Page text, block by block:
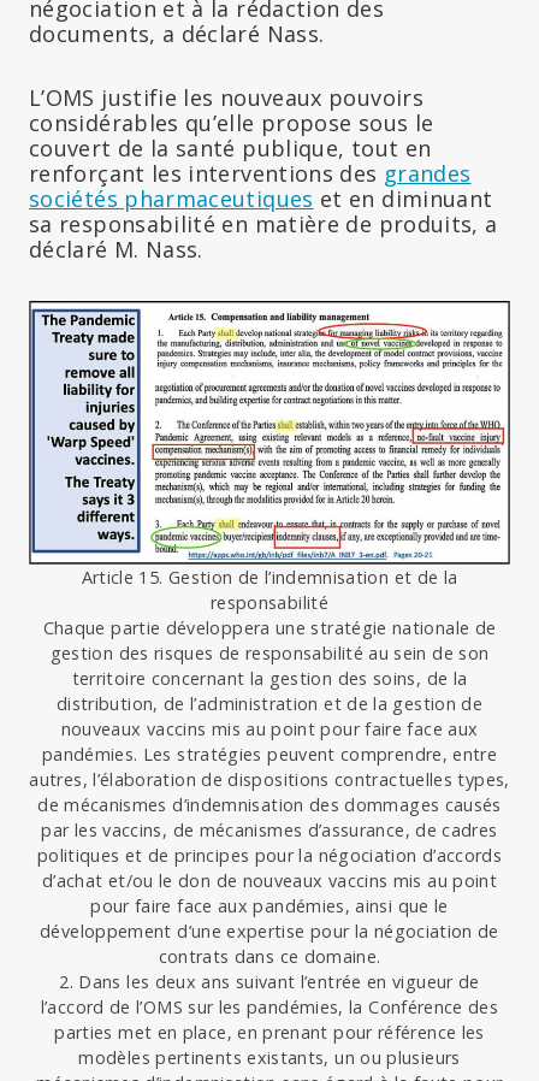
négociation et à la rédaction des
documents, a déclaré Nass.
L’OMS justifie les nouveaux pouvoirs
considérables qu’elle propose sous le
couvert de la santé publique, tout en
renforçant les interventions des grandes
sociétés pharmaceutiques et en diminuant
sa responsabilité en matière de produits, a
déclaré M. Nass.
Article 15. Gestion de l’indemnisation et de la
responsabilité
Chaque partie développera une stratégie nationale de
gestion des risques de responsabilité au sein de son
territoire concernant la gestion des soins, de la
distribution, de l’administration et de la gestion de
nouveaux vaccins mis au point pour faire face aux
pandémies. Les stratégies peuvent comprendre, entre
autres, l’élaboration de dispositions contractuelles types,
de mécanismes d’indemnisation des dommages causés
par les vaccins, de mécanismes d’assurance, de cadres
politiques et de principes pour la négociation d’accords
d’achat et/ou le don de nouveaux vaccins mis au point
pour faire face aux pandémies, ainsi que le
développement d’une expertise pour la négociation de
contrats dans ce domaine.
2. Dans les deux ans suivant l’entrée en vigueur de
l’accord de l’OMS sur les pandémies, la Conférence des
parties met en place, en prenant pour référence les
modèles pertinents existants, un ou plusieurs